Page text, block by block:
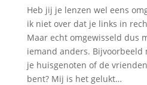
Heb jij je lenzen wel eens
ik niet over dat je links in
Maar echt omgewisseld dus
iemand anders. Bijvoorbeeld
je huisgenoten of de
bent? Mij is het gelukt…